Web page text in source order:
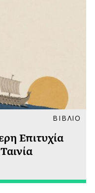
ΒΙΒΛΙΟ
Επιτυχία